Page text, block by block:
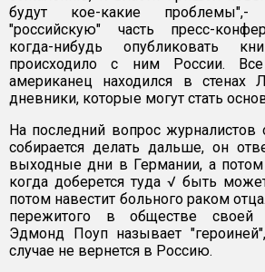
будут кое-какие
"российскую" часть пресс-
когда-нибудь опубликовать
происходило с ним России.
американец находился в стенах
дневники, которые могут стать
На последний вопрос
собирается делать дальше, он
выходные дни в Германии, а
когда доберется туда √ быть
потом навестит больного раком
пережитого в обществе своей
Эдмонд Поуп называет
случае не вернется в Россию.